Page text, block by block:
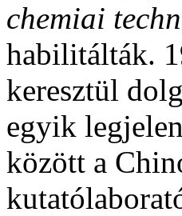
chemiai
habilitálták.
keresztül
egyik
között a